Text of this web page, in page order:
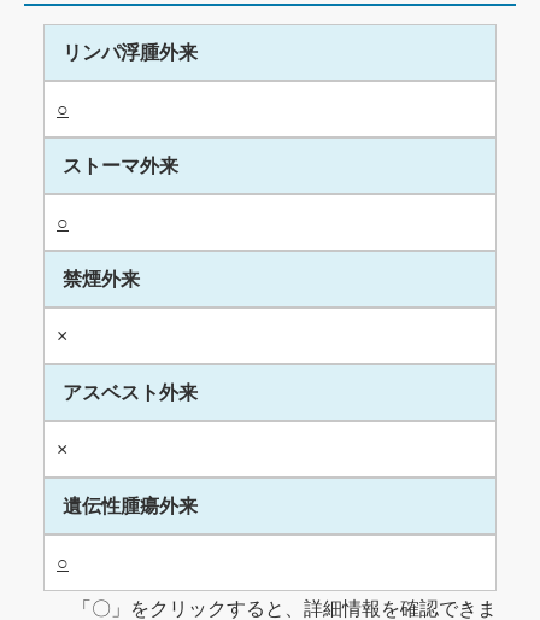
リンパ浮腫外来
○
ストーマ外来
○
禁煙外来
×
アスベスト外来
×
遺伝性腫瘍外来
○
「〇」をクリックすると、詳細情報を確認できま